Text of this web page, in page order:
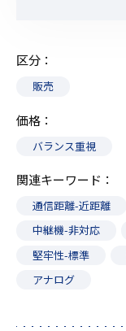
区分
販売
価格
バランス重視
関連キーワード
通信距離-近距離
中継機-非対応
堅牢性-標準
アナログ